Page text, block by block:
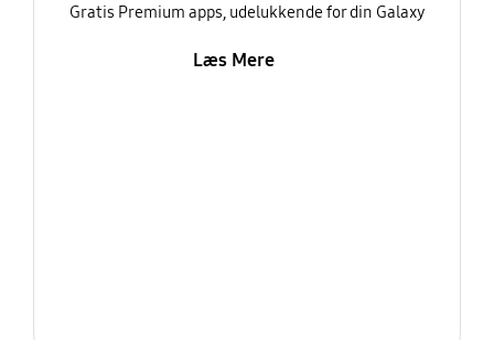
Gratis Premium apps, udelukkende for din Galaxy
Læs Mere